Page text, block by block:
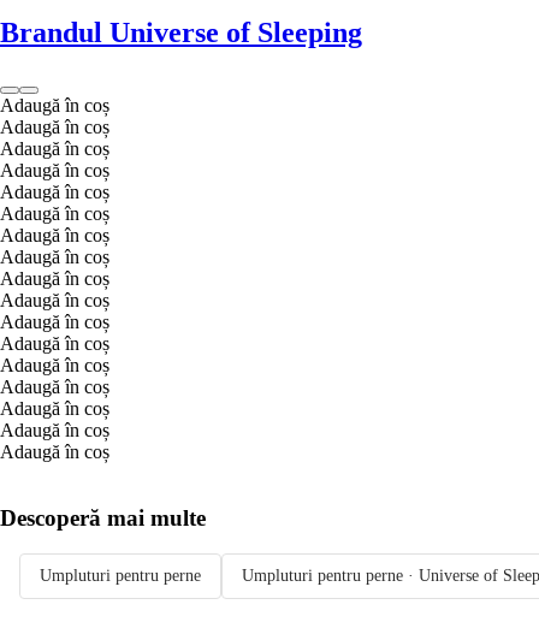
Brandul Universe of Sleeping
Adaugă în coș
Adaugă în coș
Adaugă în coș
Adaugă în coș
Adaugă în coș
Adaugă în coș
Adaugă în coș
Adaugă în coș
Adaugă în coș
Adaugă în coș
Adaugă în coș
Adaugă în coș
Adaugă în coș
Adaugă în coș
Adaugă în coș
Adaugă în coș
Adaugă în coș
Descoperă mai multe
Umpluturi pentru perne Umpluturi pentru perne · Universe of